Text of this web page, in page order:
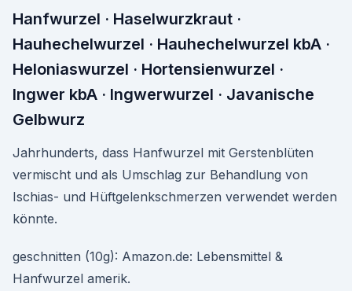
Hanfwurzel · Haselwurzkraut ·
Hauhechelwurzel · Hauhechelwurzel kbA ·
Heloniaswurzel · Hortensienwurzel ·
Ingwer kbA · Ingwerwurzel · Javanische
Gelbwurz
Jahrhunderts, dass Hanfwurzel mit Gerstenblüten
vermischt und als Umschlag zur Behandlung von
Ischias- und Hüftgelenkschmerzen verwendet werden
könnte.
geschnitten (10g): Amazon.de: Lebensmittel &
Hanfwurzel amerik.